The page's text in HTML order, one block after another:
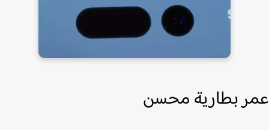
بطارية محسن